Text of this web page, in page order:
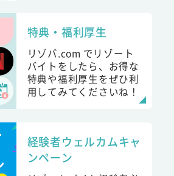
特典・福利厚生
リゾバ.com でリゾート
バイトをしたら、お得な
特典や福利厚生をぜひ利
用してみてくださいね！
経験者ウェルカムキャ
ンペーン